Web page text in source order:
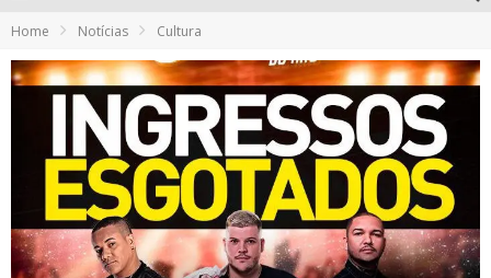
Como Transformar o seu negócio em momentos de crise?
Home Notícias Cultura